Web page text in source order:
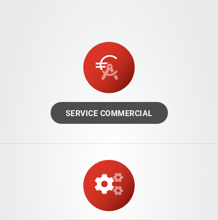
SERVICE COMMERCIAL